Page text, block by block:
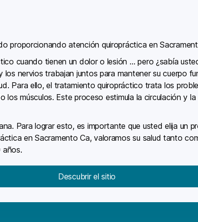
proporcionando atención quiropráctica en
cuando tienen un dolor o lesión … pero ¿sabía
los nervios trabajan juntos para mantener su cuerpo
Para ello, el tratamiento quiropráctico trata los
los músculos. Este proceso estimula la circulación y
Para lograr esto, es importante que usted elija un
en Sacramento Ca, valoramos su salud tanto
años.
Descubrir el sitio